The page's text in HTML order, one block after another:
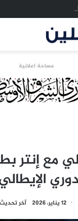
مساحة اعلانية
مع إنتر
12 يناير، 2026 آخر تحديث: 12 يناير،